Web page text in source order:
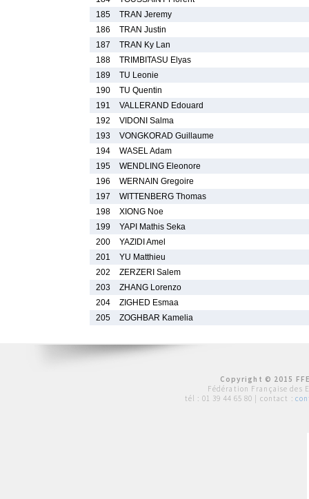
185
TRAN Jeremy
186
TRAN Justin
187
TRAN Ky Lan
188
TRIMBITASU Elyas
189
TU Leonie
190
TU Quentin
191
VALLERAND Edouard
192
VIDONI Salma
193
VONGKORAD Guillaume
194
WASEL Adam
195
WENDLING Eleonore
196
WERNAIN Gregoire
197
WITTENBERG Thomas
198
XIONG Noe
199
YAPI Mathis Seka
200
YAZIDI Amel
201
YU Matthieu
202
ZERZERI Salem
203
ZHANG Lorenzo
204
ZIGHED Esmaa
205
ZOGHBAR Kamelia
Copyright © 2015
Fédération Française des
tél : 01 39 44 65 80 | contact :